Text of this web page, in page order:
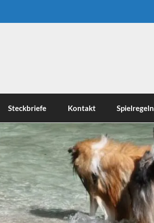
Steckbriefe Kontakt Spielregeln